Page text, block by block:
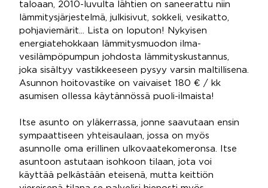
taloaan, 2010-luvulta lähtien on saneerattu niin
lämmitysjärjestelmä, julkisivut, sokkeli, vesikatto,
pohjaviemärit... Lista on loputon! Nykyisen
energiatehokkaan lämmitysmuodon ilma-
vesilämpöpumpun johdosta lämmityskustannus,
joka sisältyy vastikkeeseen pysyy varsin maltillisena.
Asunnon hoitovastike on vaivaiset 180 € / kk
asumisen ollessa käytännössä puoli-ilmaista!
Itse asunto on yläkerrassa, jonne saavutaan ensin
sympaattiseen yhteisaulaan, jossa on myös
asunnolle oma erillinen ulkovaatekomeronsa. Itse
asuntoon astutaan isohkoon tilaan, jota voi
käyttää pelkästään eteisenä, mutta keittiön